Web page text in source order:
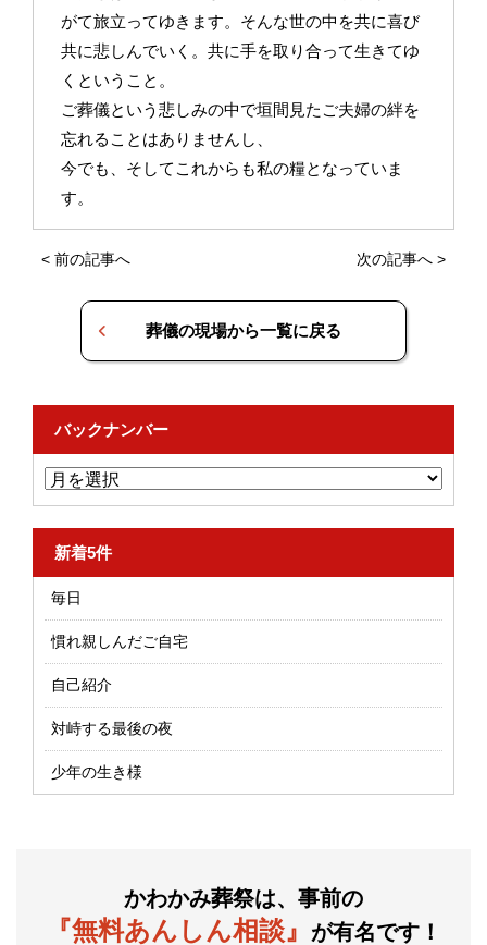
がて旅立ってゆきます。そんな世の中を共に喜び
共に悲しんでいく。共に手を取り合って生きてゆ
くということ。
ご葬儀という悲しみの中で垣間見たご夫婦の絆を
忘れることはありませんし、
今でも、そしてこれからも私の糧となっていま
す。
< 前の記事へ 次の記事へ >
葬儀の現場から一覧に戻る
バックナンバー
新着5件
毎日
慣れ親しんだご自宅
自己紹介
対峙する最後の夜
少年の生き様
かわかみ葬祭は、事前の
『無料あんしん相談』 が有名です！